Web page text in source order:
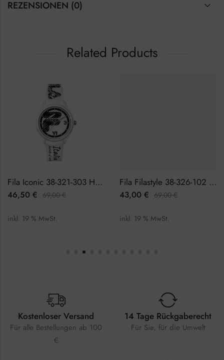
REZENSIONEN (0)
Related Products
Fila Iconic 38-321-303 Herrenuhr
46,50 € 69,00€
inkl. 19 % MwSt.
Fila Filastyle 38-326-102 Herrenuhr
43,00 € 69,00€
inkl. 19 % MwSt.
Kostenloser Versand
Für alle Bestellungen ab 100
€
14 Tage Rückgaberecht
Für Sie, für die Umwelt